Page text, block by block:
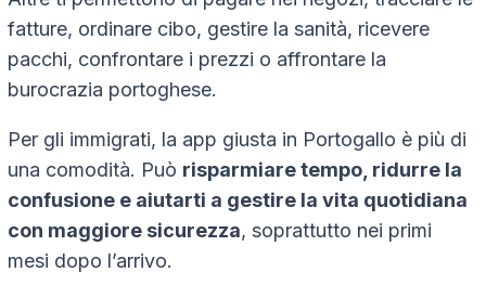
fatture, ordinare cibo, gestire la sanità, ricevere
pacchi, confrontare i prezzi o affrontare la
burocrazia portoghese.
Per gli immigrati, la app giusta in Portogallo è più di
una comodità. Può risparmiare tempo, ridurre la
confusione e aiutarti a gestire la vita quotidiana
con maggiore sicurezza, soprattutto nei primi
mesi dopo l’arrivo.